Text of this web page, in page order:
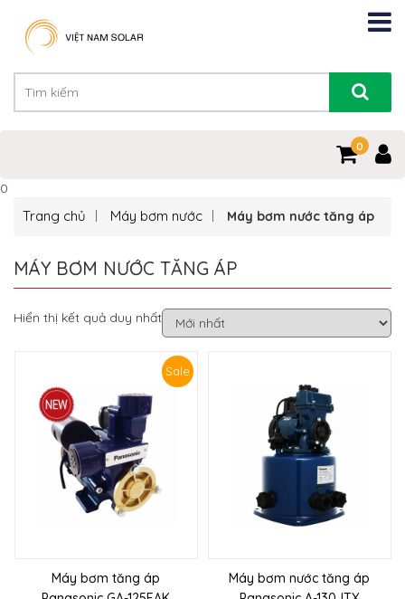
0
0
Trang chủ Máy bơm nước Máy bơm nước tăng áp
MÁY BƠM NƯỚC TĂNG ÁP
Hiển thị kết quả duy nhất
Sale
Máy bơm tăng áp
Máy bơm nước tăng áp